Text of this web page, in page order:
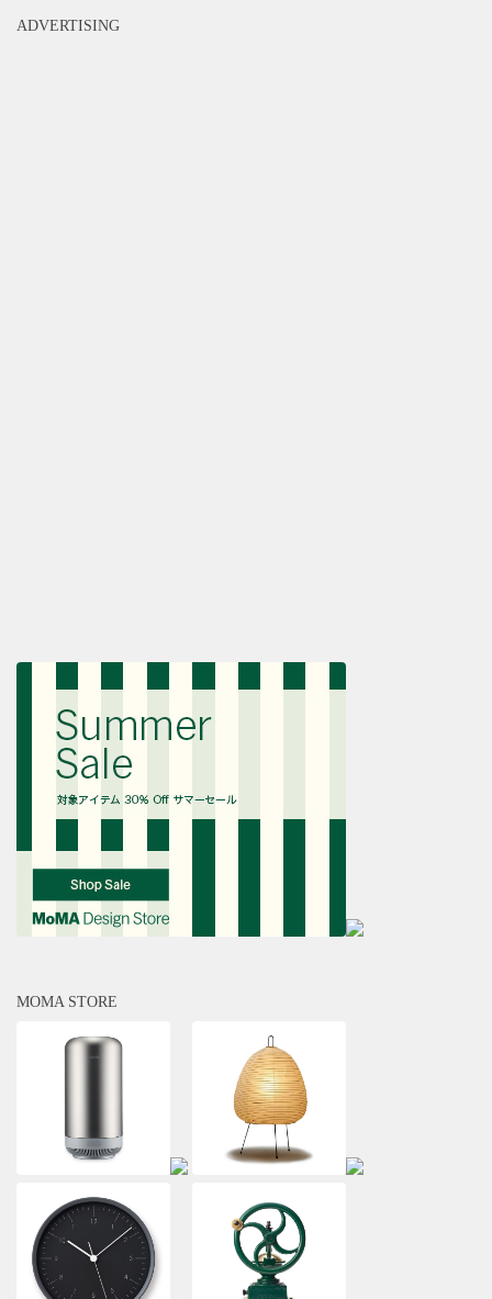
ADVERTISING
MOMA STORE